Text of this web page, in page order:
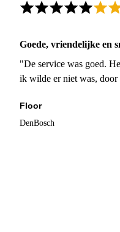
Goede, vriendelijke en
"De service was goed.
ik wilde er niet was, door
Floor
DenBosch